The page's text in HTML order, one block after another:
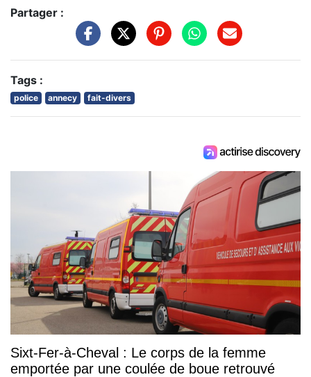
Partager :
Tags :
police annecy fait-divers
Sixt-Fer-à-Cheval : Le corps de la femme
emportée par une coulée de boue retrouvé